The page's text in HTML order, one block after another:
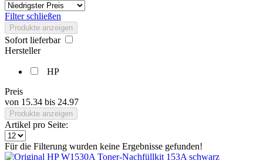
Filter schließen
Produkte anzeigen
Sofort lieferbar
Hersteller
HP
Preis
von 15.34 bis 24.97
Produkte anzeigen
Artikel pro Seite:
Für die Filterung wurden keine Ergebnisse gefunden!